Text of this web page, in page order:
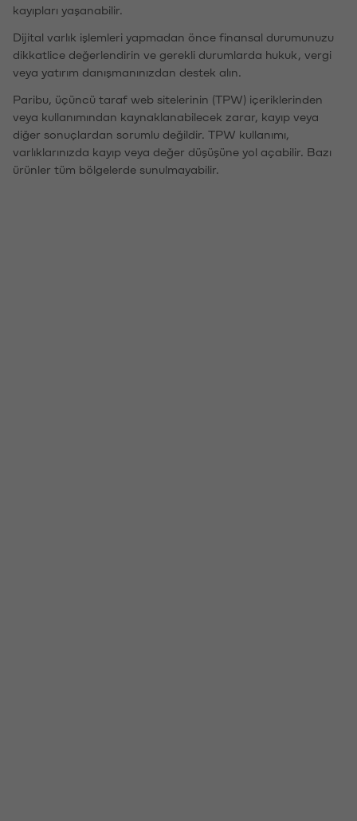
kayıpları yaşanabilir.
Dijital varlık işlemleri yapmadan önce finansal durumunuzu
dikkatlice değerlendirin ve gerekli durumlarda hukuk, vergi
veya yatırım danışmanınızdan destek alın.
Paribu, üçüncü taraf web sitelerinin (TPW) içeriklerinden
veya kullanımından kaynaklanabilecek zarar, kayıp veya
diğer sonuçlardan sorumlu değildir. TPW kullanımı,
varlıklarınızda kayıp veya değer düşüşüne yol açabilir. Bazı
ürünler tüm bölgelerde sunulmayabilir.